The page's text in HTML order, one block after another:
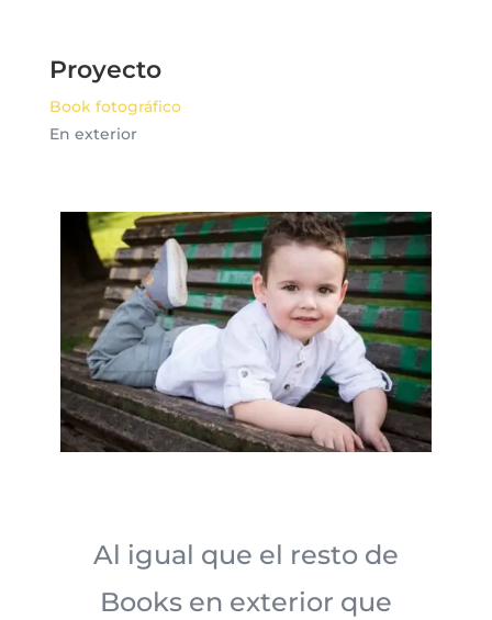
Proyecto
Book fotográfico
En exterior
Al igual que el resto de
Books en exterior que